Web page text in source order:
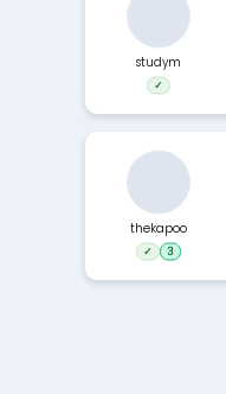
studym
✓
thekapoo
✓ 3